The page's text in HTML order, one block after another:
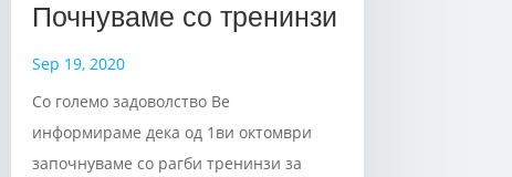
Почнуваме со тренинзи
Sep 19, 2020
Со големо задоволство Ве
информираме дека од 1ви октомври
започнуваме со рагби тренинзи за